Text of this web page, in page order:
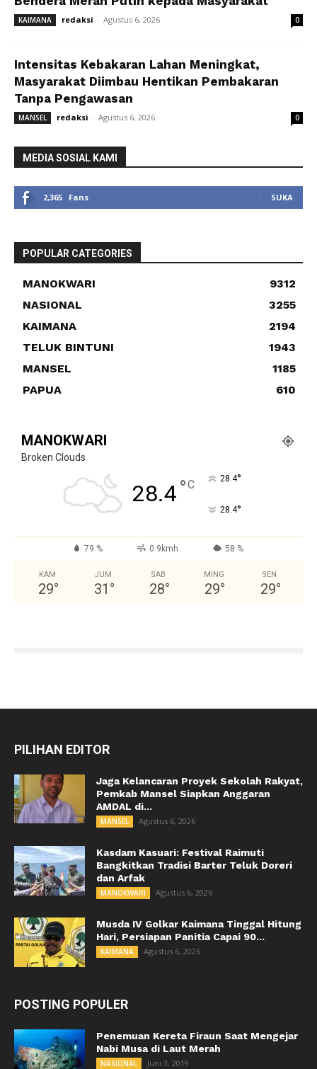
KAIMANA redaksi - Agustus 6, 2026 0
Intensitas Kebakaran Lahan Meningkat,
Masyarakat Diimbau Hentikan Pembakaran
Tanpa Pengawasan
MANSEL redaksi - Agustus 6, 2026 0
MEDIA SOSIAL KAMI
2,365 Fans SUKA
POPULAR CATEGORIES
MANOKWARI
9312
NASIONAL
3255
KAIMANA
2194
TELUK BINTUNI
1943
MANSEL
1185
PAPUA
610
MANOKWARI
Broken Clouds
28.4°C 28.4°
28.4°
79 % 0.9kmh 58 %
KAM
29°
JUM
31 °
SAB
28°
MING
29°
SEN
29°
PILIHAN EDITOR
Jaga Kelancaran Proyek Sekolah Rakyat,
Pemkab Mansel Siapkan Anggaran
AMDAL di...
MANSEL Agustus 6, 2026
Kasdam Kasuari: Festival Raimuti
Bangkitkan Tradisi Barter Teluk Doreri
dan Arfak
MANOKWARI Agustus 6, 2026
Musda IV Golkar Kaimana Tinggal Hitung
Hari, Persiapan Panitia Capai 90...
KAIMANA Agustus 6, 2026
POSTING POPULER
Penemuan Kereta Firaun Saat Mengejar
Nabi Musa di Laut Merah
NASIONAL Juni 3, 2019